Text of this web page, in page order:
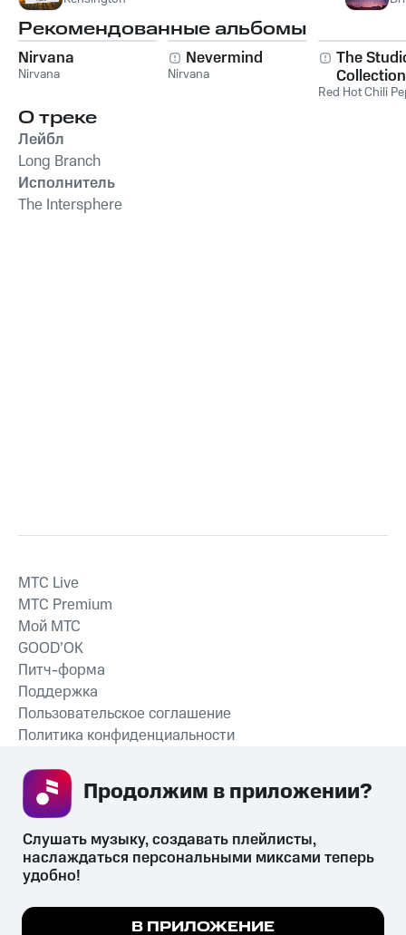
Рекомендованные альбомы
Nirvana
Nirvana
Nevermind
Nirvana
The
Collection
Red Hot Chili
О треке
Лейбл
Long Branch
Исполнитель
The Intersphere
СКАЧАТЬ ПРИЛОЖЕНИЕ
MTС Live
MTС Premium
Мой МТС
GOOD’OK
Питч-форма
Поддержка
Пользовательское соглашение
Политика конфиденциальности
психотропных веществ, их аналогов причиняет вред здоровью,
их незаконный оборот запрещён и влечёт установленную
Мы используем куки, чтобы на сайте все
Слушать музыку, создавать плейлисты,
наслаждаться персональными миксами теперь
удобно!
В ПРИЛОЖЕНИЕ